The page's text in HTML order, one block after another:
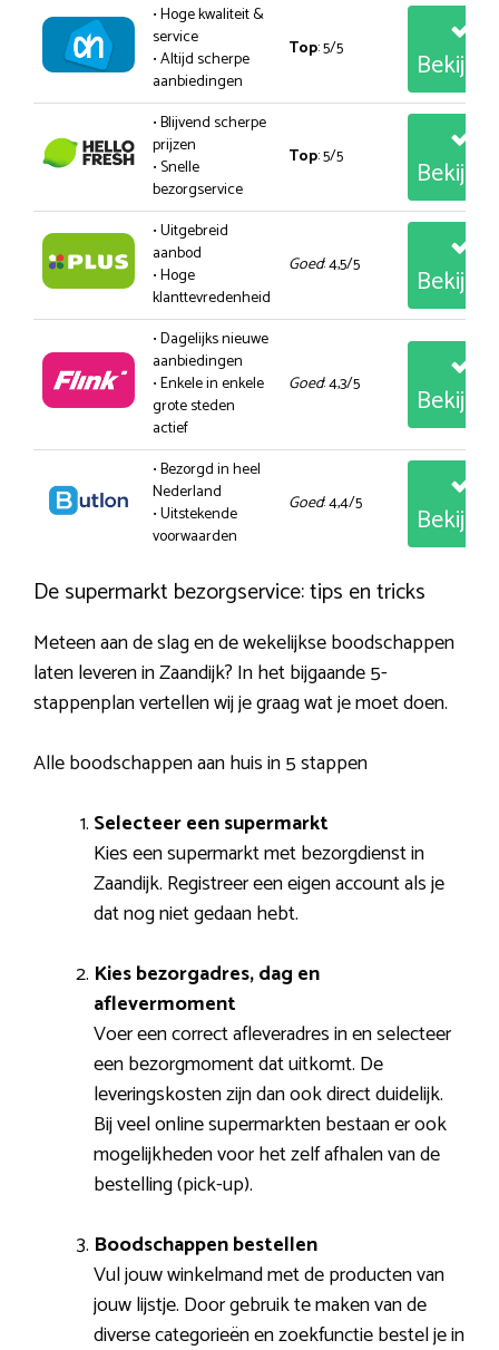
• Hoge kwaliteit &
service
• Altijd scherpe
aanbiedingen
Top: 5/5
• Blijvend scherpe
prijzen
• Snelle
bezorgservice
Top: 5/5
• Uitgebreid
aanbod
• Hoge
klanttevredenheid
Goed: 4,5/5
• Dagelijks nieuwe
aanbiedingen
• Enkele in enkele
grote steden
actief
Goed: 4,3/5
• Bezorgd in heel
Nederland
• Uitstekende
voorwaarden
Goed: 4,4/5
De supermarkt bezorgservice: tips en tricks
Meteen aan de slag en de wekelijkse boodschappen
laten leveren in Zaandijk? In het bijgaande 5-
stappenplan vertellen wij je graag wat je moet doen.
Alle boodschappen aan huis in 5 stappen
Selecteer een supermarkt
Kies een supermarkt met bezorgdienst in
Zaandijk. Registreer een eigen account als je
dat nog niet gedaan hebt.
Kies bezorgadres, dag en
aflevermoment
Voer een correct afleveradres in en selecteer
een bezorgmoment dat uitkomt. De
leveringskosten zijn dan ook direct duidelijk.
Bij veel online supermarkten bestaan er ook
mogelijkheden voor het zelf afhalen van de
bestelling (pick-up).
Boodschappen bestellen
Vul jouw winkelmand met de producten van
jouw lijstje. Door gebruik te maken van de
diverse categorieën en zoekfunctie bestel je in